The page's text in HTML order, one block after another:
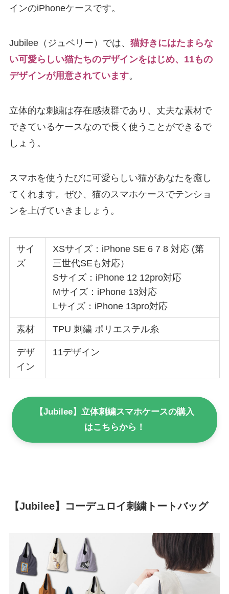
インのiPhoneケースです。
Jubilee（ジュベリー）では、 猫好きにはたまらな
い可愛らしい猫たちのデザインをはじめ、11もの
デザインが用意されています。
立体的な刺繍は存在感抜群であり、丈夫な素材で
できているケースなので長く使うことができるで
しょう。
スマホを使うたびに可愛らしい猫があなたを癒し
てくれます。ぜひ、猫のスマホケースでテンショ
ンを上げていきましょう。
サイ
ズ
XSサイズ：iPhone SE 6 7 8 対応 (第
三世代SEも対応）
Sサイズ：iPhone 12 12pro対応
Mサイズ：iPhone 13対応
Lサイズ：iPhone 13pro対応
素材 TPU 刺繍 ポリエステル糸
デザ
イン
11デザイン
【Jubilee】立体刺繍スマホケースの購入
はこちらから！
【Jubilee】コーデュロイ刺繍トートバッグ